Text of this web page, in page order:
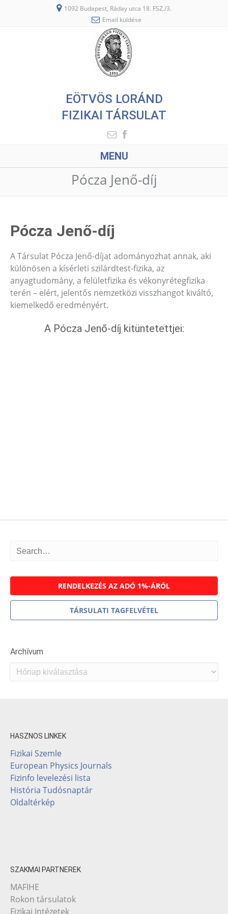
1092 Budapest, Ráday utca 18. FSZ./3.
Email küldése
EÖTVÖS LORÁND
FIZIKAI TÁRSULAT
MENU
Pócza Jenő-díj
Pócza Jenő-díj
A Társulat Pócza Jenő-díjat adományozhat annak, aki
különösen a kísérleti szilárdtest-fizika, az
anyagtudomány, a felületfizika és vékonyrétegfizika
terén – elért, jelentős nemzetközi visszhangot kiváltó,
kiemelkedő eredményért.
A Pócza Jenő-díj kitüntetettjei:
RENDELKEZÉS AZ ADÓ 1%-ÁRÓL
TÁRSULATI TAGFELVÉTEL
Archívum
Archívum
HASZNOS LINKEK
Fizikai Szemle
European Physics Journals
Fizinfo levelezési lista
História Tudósnaptár
Oldaltérkép
SZAKMAI PARTNEREK
MAFIHE
Rokon társulatok
Fizikai Intézetek